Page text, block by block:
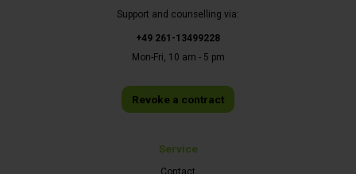
Support and counselling via:
+49 261-13499228
Mon-Fri, 10 am - 5 pm
Revoke a contract
Service
Contact